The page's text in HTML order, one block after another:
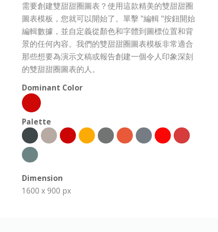
需要創建雙甜甜圈圖表？使用這款精美的雙甜甜圈
圖表模板，您就可以開始了。單擊 "編輯 "按鈕開始
編輯數據，並自定義從顏色和字體到圖標位置和背
景的任何內容。我們的雙甜甜圈圖表模板非常適合
那些想要為演示文稿或報告創建一個令人印象深刻
的雙甜甜圈圖表的人。
Dominant Color
Palette
Dimension
1600 x 900 px